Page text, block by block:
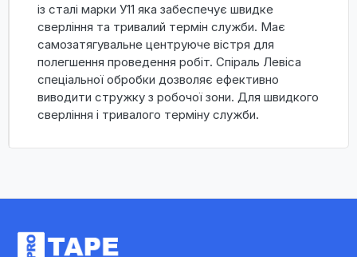
із сталі марки У11 яка забеспечує швидке
сверління та тривалий термін служби. Має
самозатягувальне центруюче вістря для
полегшення проведення робіт. Спіраль Левіса
спеціальної обробки дозволяє ефективно
виводити стружку з робочої зони. Для швидкого
сверління і тривалого терміну служби.